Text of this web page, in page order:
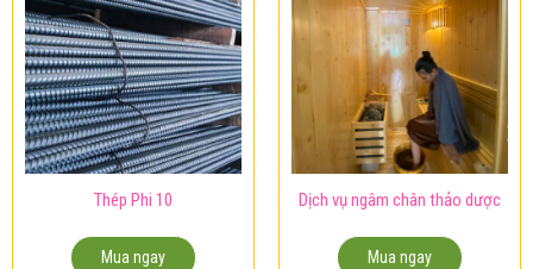
Thép Phi 10
Mua ngay
Dịch vụ ngâm chân thảo dược
Mua ngay